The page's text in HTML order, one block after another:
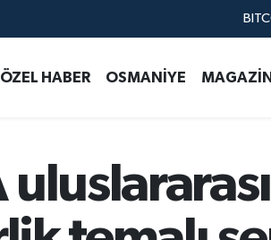
ÖZEL HABER OSMANİYE MAGAZİN